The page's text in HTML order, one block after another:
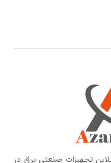
تجهیزات صنعتی برق در